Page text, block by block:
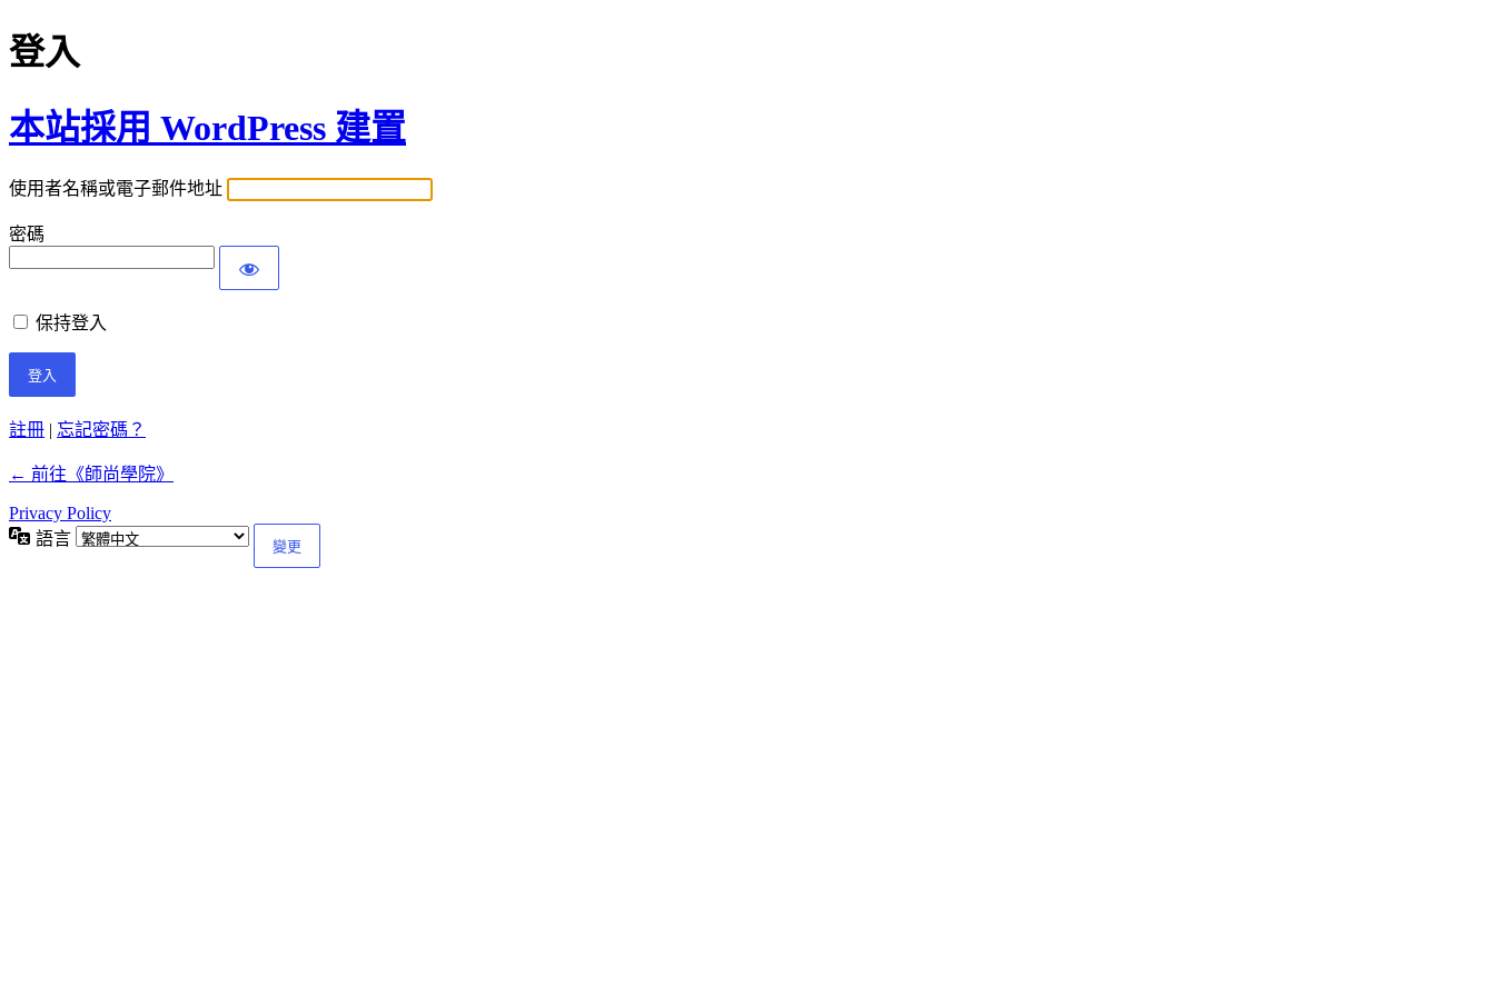
登入
本站採用 WordPress 建置
使用者名稱或電子郵件地址
密碼
保持登入
註冊 | 忘記密碼？
← 前往《師尚學院》
Privacy Policy
語言